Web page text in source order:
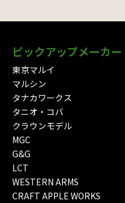
ピックアップメーカー
東京マルイ
マルシン
タナカワークス
タニオ・コバ
クラウンモデル
MGC
G&G
LCT
WESTERN ARMS
CRAFT APPLE WORKS